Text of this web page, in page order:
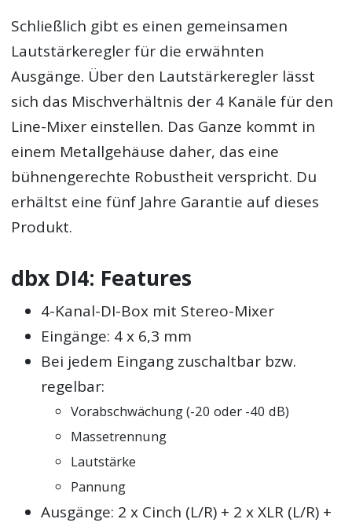
Schließlich gibt es einen gemeinsamen
Lautstärkeregler für die erwähnten
Ausgänge. Über den Lautstärkeregler lässt
sich das Mischverhältnis der 4 Kanäle für den
Line-Mixer einstellen. Das Ganze kommt in
einem Metallgehäuse daher, das eine
bühnengerechte Robustheit verspricht. Du
erhältst eine fünf Jahre Garantie auf dieses
Produkt.
dbx DI4: Features
4-Kanal-DI-Box mit Stereo-Mixer
Eingänge: 4 x 6,3 mm
Bei jedem Eingang zuschaltbar bzw.
regelbar:
Vorabschwächung (-20 oder -40 dB)
Massetrennung
Lautstärke
Pannung
Ausgänge: 2 x Cinch (L/R) + 2 x XLR (L/R) +